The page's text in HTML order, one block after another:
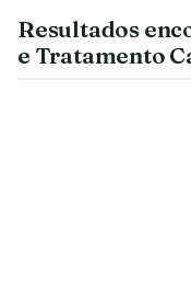
Resultados
e Tratamento